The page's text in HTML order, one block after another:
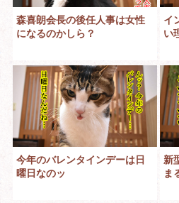
森喜朗会長の後任人事は女性
になるのかしら？
イ
い
今年のバレンタインデーは日
曜日なのッ
新
ま